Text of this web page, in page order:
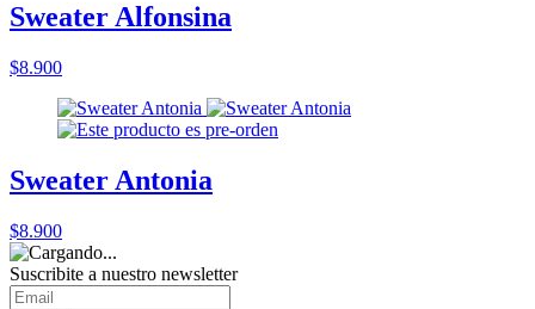
Sweater Alfonsina
$8.900
Sweater Antonia
$8.900
Suscribite a nuestro newsletter